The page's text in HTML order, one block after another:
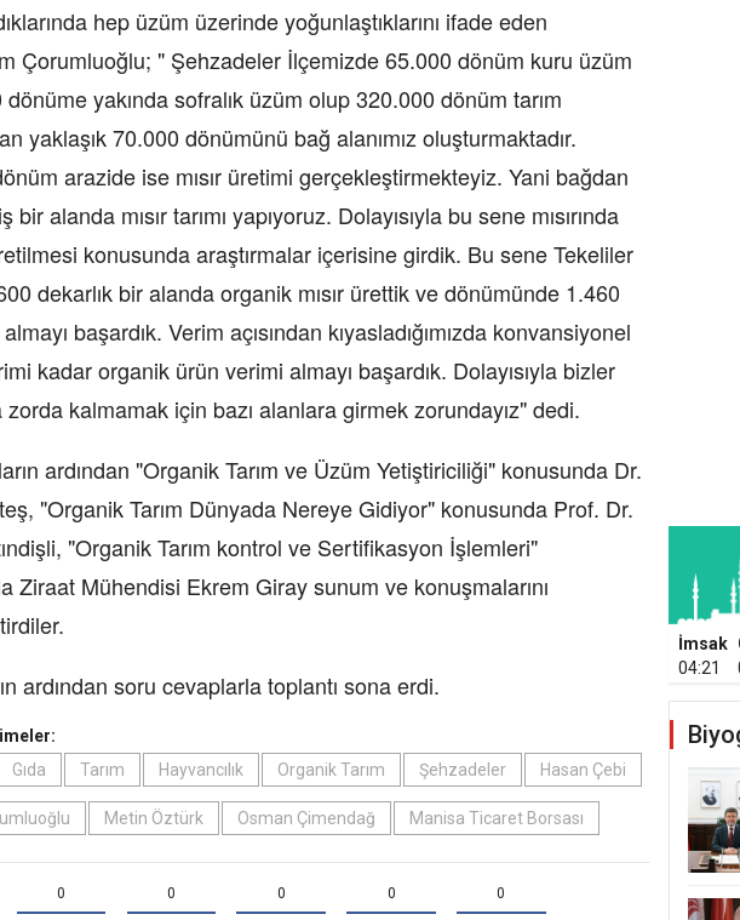
hep üzüm üzerinde yoğunlaştıklarını ifade eden
Çorumluoğlu; " Şehzadeler İlçemizde 65.000 dönüm kuru üzüm
yakında sofralık üzüm olup 320.000 dönüm tarım
yaklaşık 70.000 dönümünü bağ alanımız oluşturmaktadır.
arazide ise mısır üretimi gerçekleştirmekteyiz. Yani bağdan
bir alanda mısır tarımı yapıyoruz. Dolayısıyla bu sene mısırında
konusunda araştırmalar içerisine girdik. Bu sene Tekeliler
dekarlık bir alanda organik mısır ürettik ve dönümünde 1.460
başardık. Verim açısından kıyasladığımızda konvansiyonel
kadar organik ürün verimi almayı başardık. Dolayısıyla bizler
zorda kalmamak için bazı alanlara girmek zorundayız" dedi.
ardından "Organik Tarım ve Üzüm Yetiştiriciliği" konusunda Dr.
"Organik Tarım Dünyada Nereye Gidiyor" konusunda Prof. Dr.
"Organik Tarım kontrol ve Sertifikasyon İşlemleri"
Ziraat Mühendisi Ekrem Giray sunum ve konuşmalarını
ardından soru cevaplarla toplantı sona erdi.
Gıda Tarım Hayvancılık Organik Tarım Şehzadeler Hasan Çebi
Metin Öztürk Osman Çimendağ Manisa Ticaret Borsası
0 0 0 0 0
İmsak
04:21